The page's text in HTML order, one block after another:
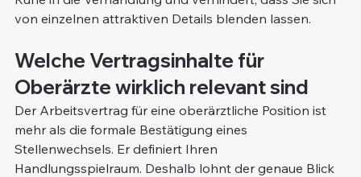
von einzelnen attraktiven Details blenden lassen.
Welche Vertragsinhalte für
Oberärzte wirklich relevant sind
Der Arbeitsvertrag für eine oberärztliche Position ist
mehr als die formale Bestätigung eines
Stellenwechsels. Er definiert Ihren
Handlungsspielraum. Deshalb lohnt der genaue Blick